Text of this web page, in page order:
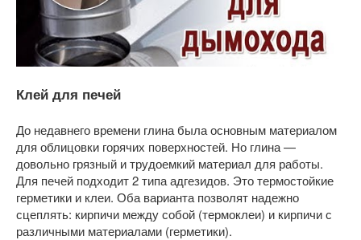
Клей для печей
До недавнего времени глина была основным материалом
для облицовки горячих поверхностей. Но глина —
довольно грязный и трудоемкий материал для работы.
Для печей подходит 2 типа адгезидов. Это термостойкие
герметики и клеи. Оба варианта позволят надежно
сцеплять: кирпичи между собой (термоклеи) и кирпичи с
различными материалами (герметики).